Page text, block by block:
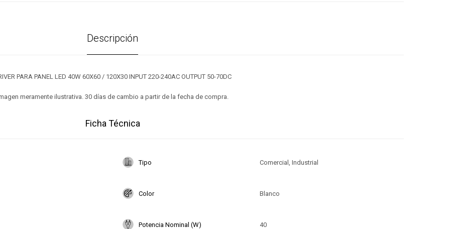
Descripción
PARA PANEL LED 40W 60X60 / 120X30 INPUT 220-240AC OUTPUT 50-70DC
meramente ilustrativa. 30 días de cambio a partir de la fecha de compra.
Ficha Técnica
Tipo Comercial, Industrial
Color Blanco
Potencia Nominal (W) 40